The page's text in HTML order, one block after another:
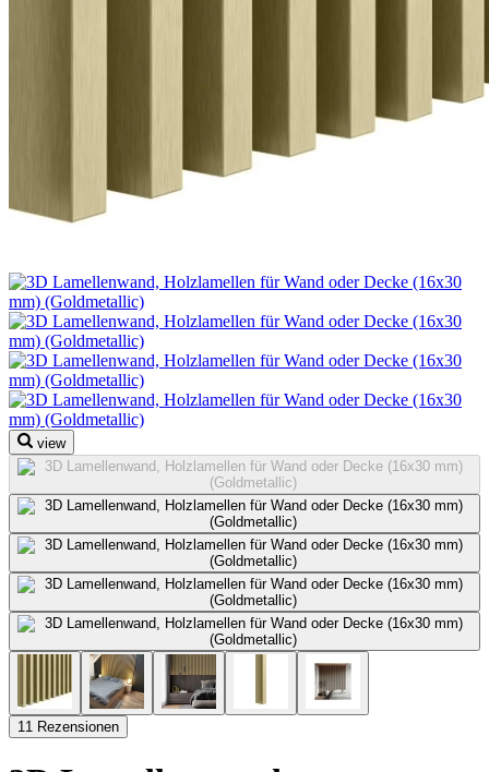
view
11 Rezensionen